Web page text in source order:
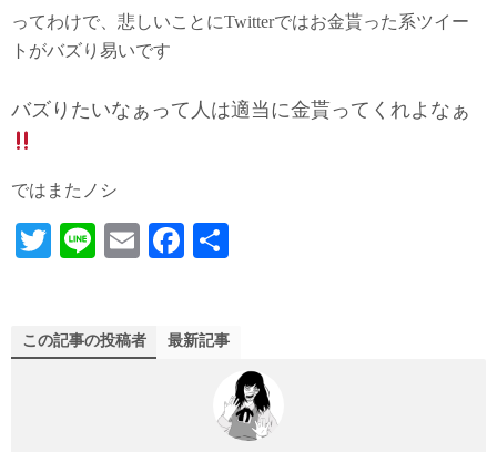
ってわけで、悲しいことにTwitterではお金貰った系ツイー
トがバズり易いです
バズりたいなぁって人は適当に金貰ってくれよなぁ
ではまたノシ
T
r
Li
E
Fa
ok
この記事の投稿者 最新記事